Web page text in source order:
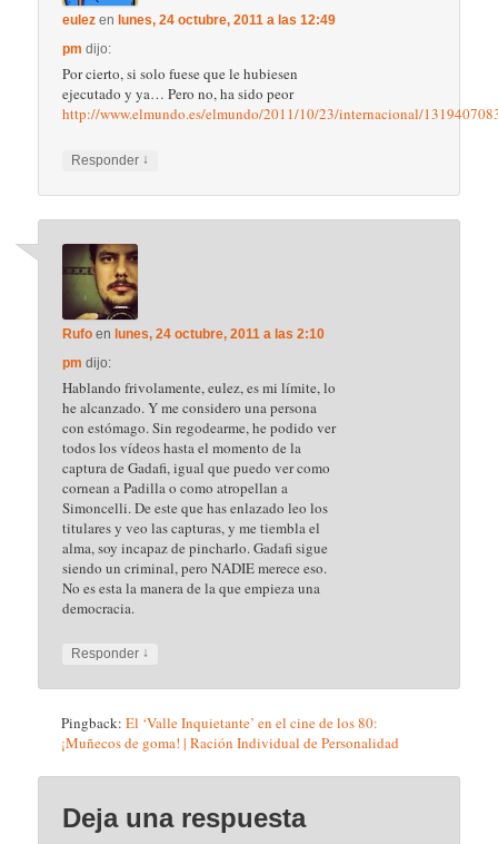
eulez en lunes, 24 octubre, 2011 a las 12:49
pm dijo:
Por cierto, si solo fuese que le hubiesen
ejecutado y ya… Pero no, ha sido peor
http://www.elmundo.es/elmundo/2011/10/23/internacional/
Responder ↓
Rufo en lunes, 24 octubre, 2011 a las 2:10
pm dijo:
Hablando frivolamente, eulez, es mi límite, lo
he alcanzado. Y me considero una persona
con estómago. Sin regodearme, he podido ver
todos los vídeos hasta el momento de la
captura de Gadafi, igual que puedo ver como
cornean a Padilla o como atropellan a
Simoncelli. De este que has enlazado leo los
titulares y veo las capturas, y me tiembla el
alma, soy incapaz de pincharlo. Gadafi sigue
siendo un criminal, pero NADIE merece eso.
No es esta la manera de la que empieza una
democracia.
Responder ↓
Pingback:El ‘Valle Inquietante’ en el cine de los 80:
¡Muñecos de goma! | Ración Individual de Personalidad
Deja una respuesta